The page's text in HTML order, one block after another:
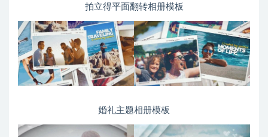
拍立得平面翻转相册模板
婚礼主题相册模板